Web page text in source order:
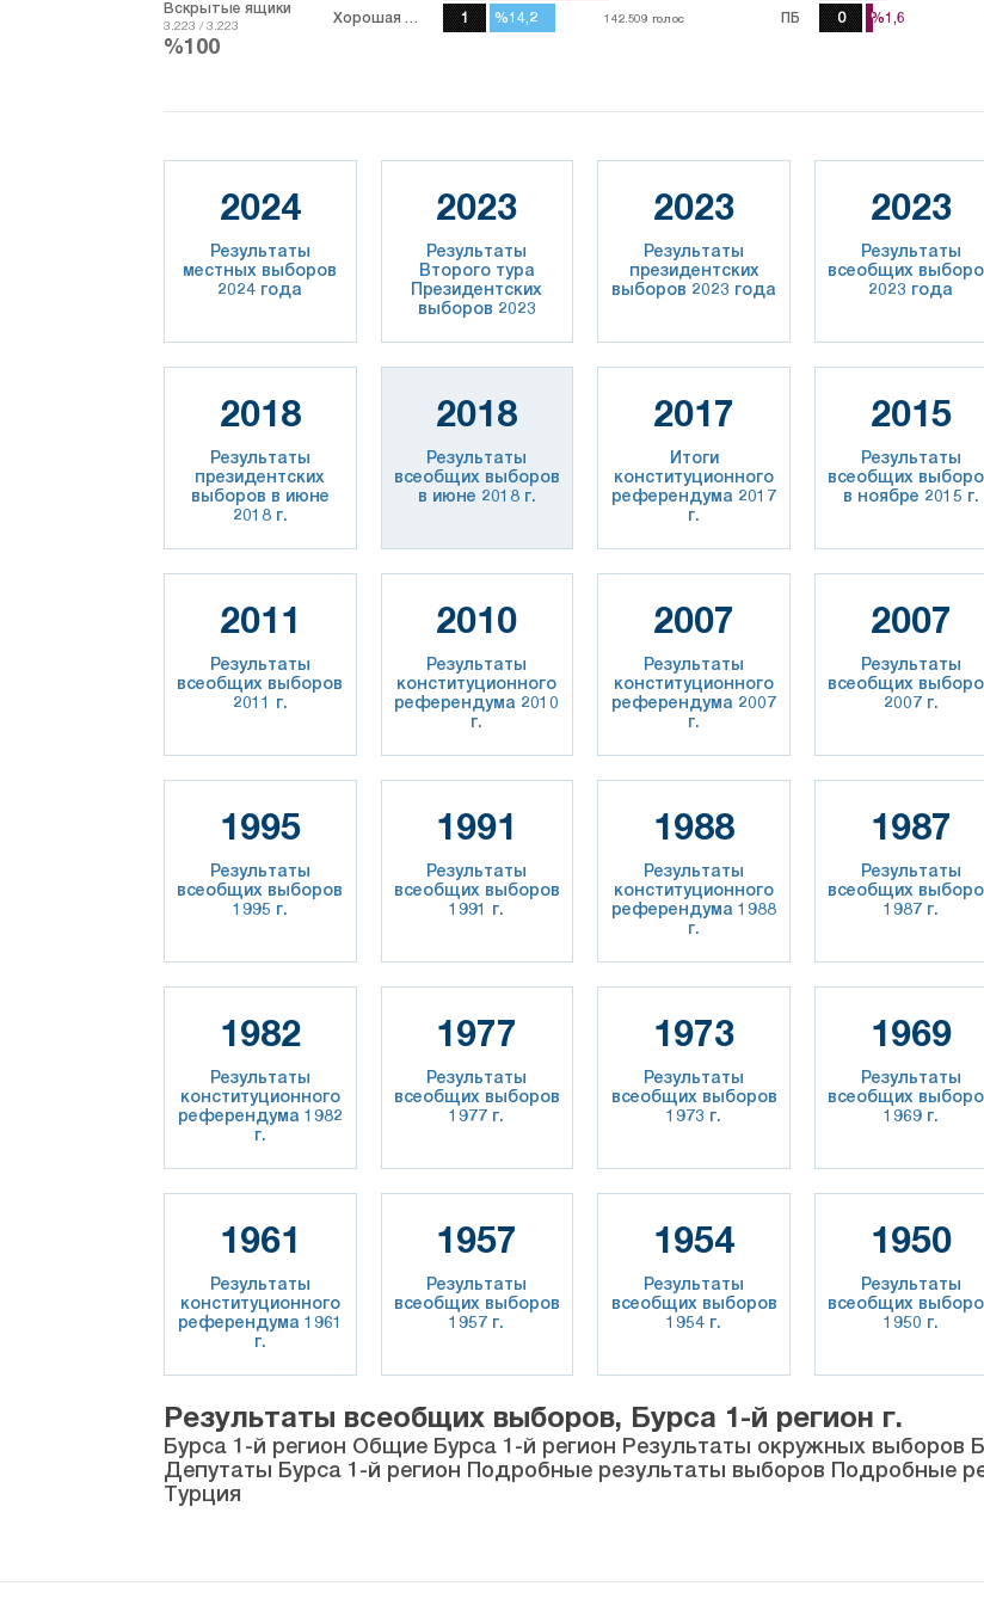
Вскрытые ящики
3.223 / 3.223
%100
Хорошая партия
1
%14,2 142.509 голос
%14,2 142.509 голос
ПБ
0
%1,6
%1,6
2024
Результаты
местных выборов
2024 года
2023
Результаты
Второго тура
Президентских
выборов 2023
2023
Результаты
президентских
выборов 2023 года
2023
Результаты
всеобщих
2023 года
2018
Результаты
президентских
выборов в июне
2018 г.
2018
Результаты
всеобщих выборов
в июне 2018 г.
2017
Итоги
конституционного
референдума 2017
г.
2015
Результаты
всеобщих
в ноябре 2015 г.
2011
Результаты
всеобщих выборов
2011 г.
2010
Результаты
конституционного
референдума 2010
г.
2007
Результаты
конституционного
референдума 2007
г.
2007
Результаты
всеобщих
2007 г.
1995
Результаты
всеобщих выборов
1995 г.
1991
Результаты
всеобщих выборов
1991 г.
1988
Результаты
конституционного
референдума 1988
г.
1987
Результаты
всеобщих
1987 г.
1982
Результаты
конституционного
референдума 1982
г.
1977
Результаты
всеобщих выборов
1977 г.
1973
Результаты
всеобщих выборов
1973 г.
1969
Результаты
всеобщих
1969 г.
1961
Результаты
конституционного
референдума 1961
г.
1957
Результаты
всеобщих выборов
1957 г.
1954
Результаты
всеобщих выборов
1954 г.
1950
Результаты
всеобщих
1950 г.
Результаты всеобщих выборов, Бурса 1-й регион г.
Бурса 1-й регион Общие Бурса 1-й регион Результаты окружных выборов
Депутаты Бурса 1-й регион Подробные результаты выборов Подробные
Турция